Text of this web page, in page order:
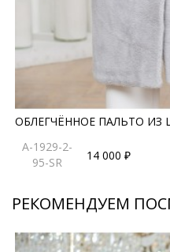
ОБЛЕГЧЁННОЕ ПАЛЬТО ИЗ
A-1929-2-
95-SR
14 000 ₽
РЕКОМЕНДУЕМ